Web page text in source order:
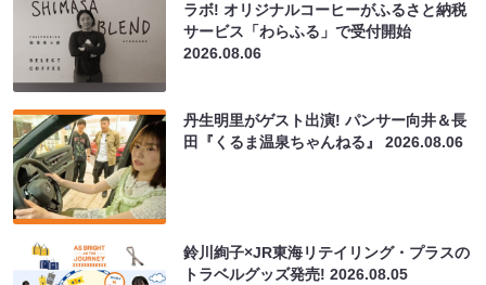
ラボ! オリジナルコーヒーがふるさと納税
サービス「わらふる」で受付開始
2026.08.06
丹生明里がゲスト出演! パンサー向井＆長
田『くるま温泉ちゃんねる』2026.08.06
鈴川絢子×JR東海リテイリング・プラスの
トラベルグッズ発売!2026.08.05